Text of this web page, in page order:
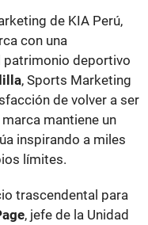
de KIA Perú,
con una
patrimonio deportivo
, Sports Marketing
de volver a ser
mantiene un
inspirando a miles
límites.
trascendental para
, jefe de la Unidad